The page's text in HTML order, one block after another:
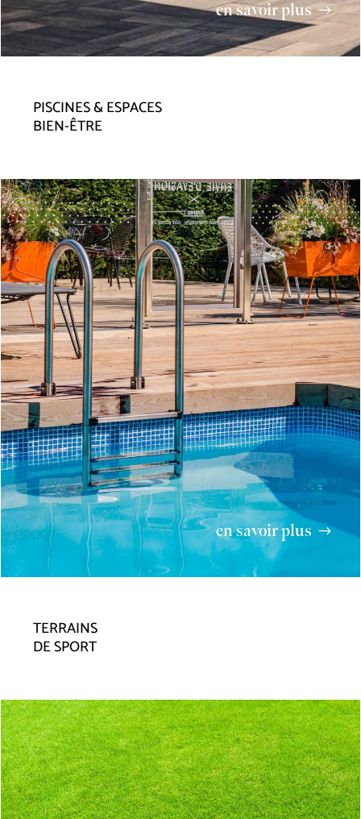
en savoir plus
PISCINES & ESPACES
BIEN-ÊTRE
en savoir plus
TERRAINS
DE SPORT